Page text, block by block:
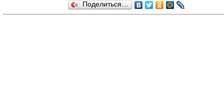
Поделиться…